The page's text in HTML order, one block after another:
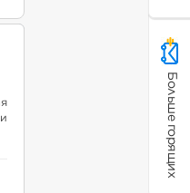
Больше горящих